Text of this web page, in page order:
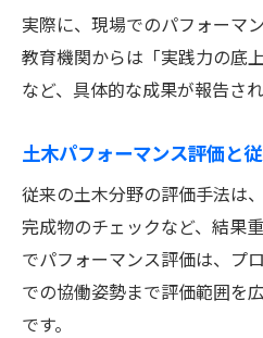
自己評価を取り入
評価の工夫
具体的な基準設定で
フィードバックを活
ポイント
パフォーマンス評価を
践事例
土木パフォーマン
実際に、現場でのパフォーマ
教育機関からは「実践力の底
など、具体的な成果が報告され
土木パフォーマンス評価と
従来の土木分野の評価手法は
完成物のチェックなど、結果
でパフォーマンス評価は、プ
での協働姿勢まで評価範囲を
です。